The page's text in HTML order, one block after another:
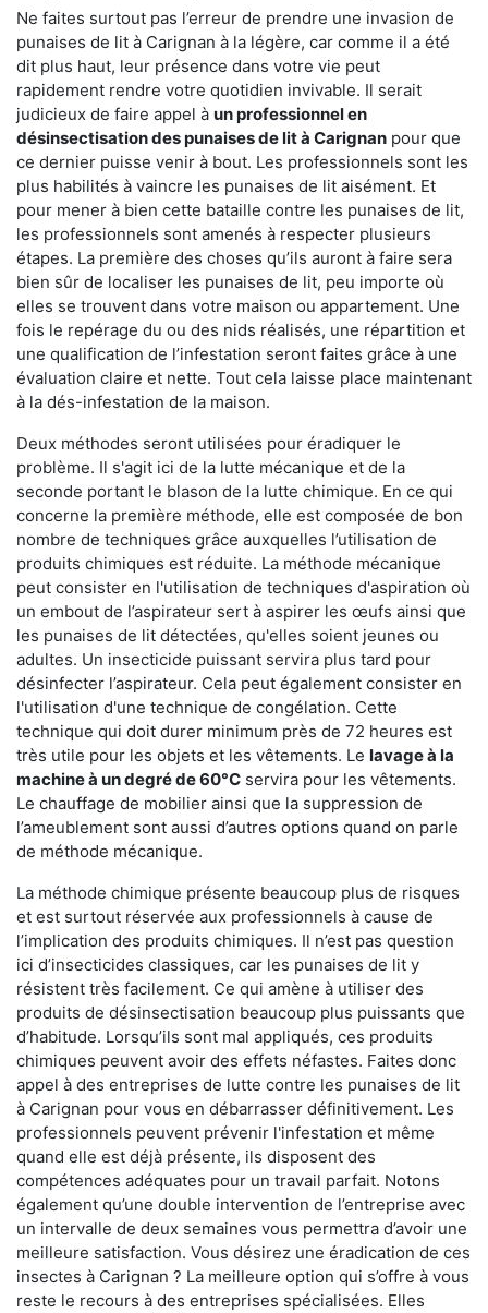
Ne faites surtout pas l’erreur de prendre une invasion de
punaises de lit à Carignan à la légère, car comme il a été
dit plus haut, leur présence dans votre vie peut
rapidement rendre votre quotidien invivable. Il serait
judicieux de faire appel à un professionnel en
désinsectisation des punaises de lit à Carignan pour que
ce dernier puisse venir à bout. Les professionnels sont les
plus habilités à vaincre les punaises de lit aisément. Et
pour mener à bien cette bataille contre les punaises de lit,
les professionnels sont amenés à respecter plusieurs
étapes. La première des choses qu’ils auront à faire sera
bien sûr de localiser les punaises de lit, peu importe où
elles se trouvent dans votre maison ou appartement. Une
fois le repérage du ou des nids réalisés, une répartition et
une qualification de l’infestation seront faites grâce à une
évaluation claire et nette. Tout cela laisse place maintenant
à la dés-infestation de la maison.
Deux méthodes seront utilisées pour éradiquer le
problème. Il s'agit ici de la lutte mécanique et de la
seconde portant le blason de la lutte chimique. En ce qui
concerne la première méthode, elle est composée de bon
nombre de techniques grâce auxquelles l’utilisation de
produits chimiques est réduite. La méthode mécanique
peut consister en l'utilisation de techniques d'aspiration où
un embout de l’aspirateur sert à aspirer les œufs ainsi que
les punaises de lit détectées, qu'elles soient jeunes ou
adultes. Un insecticide puissant servira plus tard pour
désinfecter l’aspirateur. Cela peut également consister en
l'utilisation d'une technique de congélation. Cette
technique qui doit durer minimum près de 72 heures est
très utile pour les objets et les vêtements. Le lavage à la
machine à un degré de 60°C servira pour les vêtements.
Le chauffage de mobilier ainsi que la suppression de
l’ameublement sont aussi d’autres options quand on parle
de méthode mécanique.
La méthode chimique présente beaucoup plus de risques
et est surtout réservée aux professionnels à cause de
l’implication des produits chimiques. Il n’est pas question
ici d’insecticides classiques, car les punaises de lit y
résistent très facilement. Ce qui amène à utiliser des
produits de désinsectisation beaucoup plus puissants que
d’habitude. Lorsqu’ils sont mal appliqués, ces produits
chimiques peuvent avoir des effets néfastes. Faites donc
appel à des entreprises de lutte contre les punaises de lit
à Carignan pour vous en débarrasser définitivement. Les
professionnels peuvent prévenir l'infestation et même
quand elle est déjà présente, ils disposent des
compétences adéquates pour un travail parfait. Notons
également qu’une double intervention de l’entreprise avec
un intervalle de deux semaines vous permettra d’avoir une
meilleure satisfaction. Vous désirez une éradication de ces
insectes à Carignan ? La meilleure option qui s’offre à vous
reste le recours à des entreprises spécialisées. Elles